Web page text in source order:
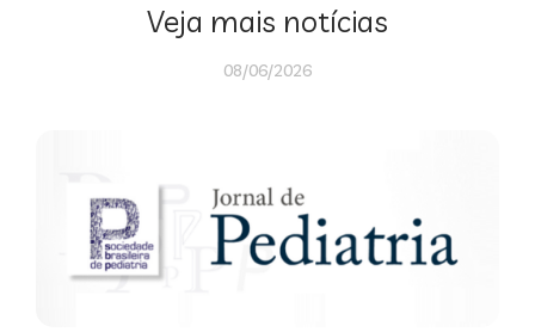
Veja mais notícias
08/06/2026